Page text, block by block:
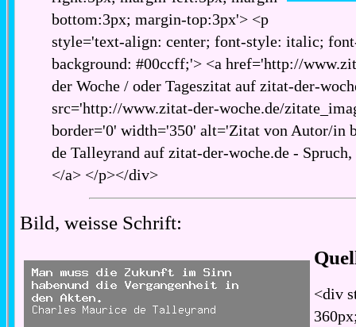
bottom:3px; margin-top:3px'> <p
style='text-align: center; font-style: italic;
background: #00ccff;'> <a href='http://
der Woche / oder Tageszitat auf zitat-der-
src='http://www.zitat-der-woche.de/
border='0' width='350' alt='Zitat von Autor/in
de Talleyrand auf zitat-der-woche.de -
</a> </p></div>
Bild, weisse Schrift:
<div